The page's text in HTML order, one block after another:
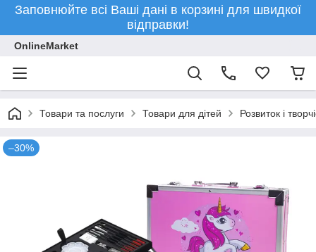
Заповнюйте всі Ваші дані в корзині для швидкої
відправки!
OnlineMarket
Товари та послуги Товари для дітей Розвиток і
–30%